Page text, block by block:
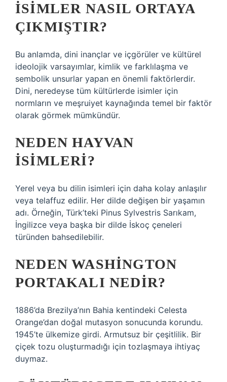
İSIMLER NASIL ORTAYA
ÇIKMIŞTIR?
Bu anlamda, dini inançlar ve içgörüler ve kültürel
ideolojik varsayımlar, kimlik ve farklılaşma ve
sembolik unsurlar yapan en önemli faktörlerdir.
Dini, neredeyse tüm kültürlerde isimler için
normların ve meşruiyet kaynağında temel bir faktör
olarak görmek mümkündür.
NEDEN HAYVAN
ISIMLERI?
Yerel veya bu dilin isimleri için daha kolay anlaşılır
veya telaffuz edilir. Her dilde değişen bir yaşamın
adı. Örneğin, Türk’teki Pinus Sylvestris Sarıkam,
İngilizce veya başka bir dilde İskoç çeneleri
türünden bahsedilebilir.
NEDEN WASHINGTON
PORTAKALI NEDIR?
1886’da Brezilya’nın Bahia kentindeki Celesta
Orange’dan doğal mutasyon sonucunda korundu.
1945’te ülkemize girdi. Armutsuz bir çeşitlilik. Bir
çiçek tozu oluşturmadığı için tozlaşmaya ihtiyaç
duymaz.